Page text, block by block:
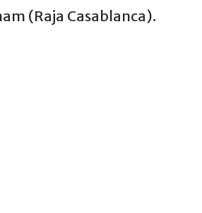
(Raja Casablanca).